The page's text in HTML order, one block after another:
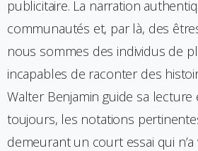
publicitaire. La narration
communautés et, par là, des
nous sommes des individus de
incapables de raconter des
Walter Benjamin guide sa lecture
toujours, les notations
demeurant un court essai qui n’a